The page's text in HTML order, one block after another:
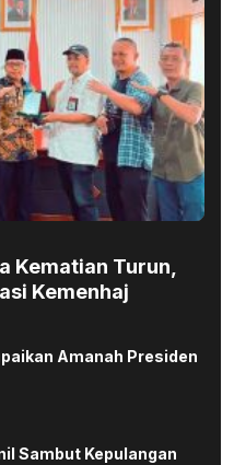
Kematian Turun,
Kemenhaj
Amanah Presiden
Sambut Kepulangan